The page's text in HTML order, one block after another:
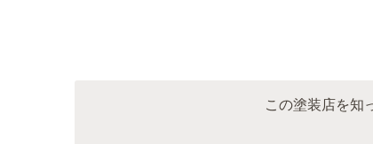
この塗装店を知